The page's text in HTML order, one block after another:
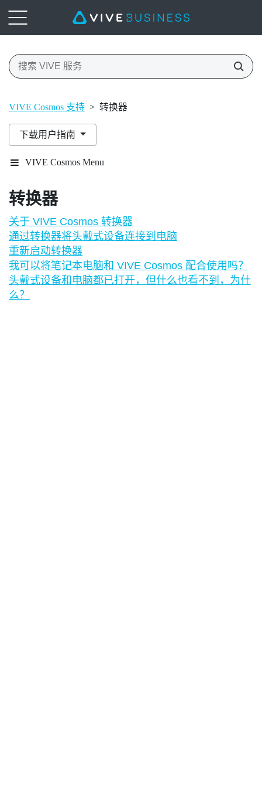
VIVE Cosmos 支持 > 转换器
下载用户指南
VIVE Cosmos Menu
转换器
关于 VIVE Cosmos 转换器
通过转换器将头戴式设备连接到电脑
重新启动转换器
我可以将笔记本电脑和 VIVE Cosmos 配合使用吗？
头戴式设备和电脑都已打开，但什么也看不到，为什
么？